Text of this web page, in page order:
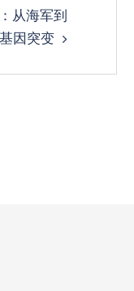
从海军到
因突变